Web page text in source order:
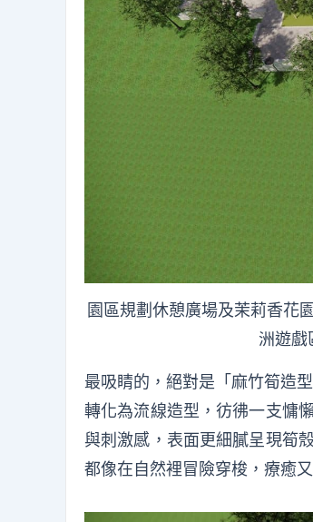
園區規劃休憩廣場及茉莉香花
洲遊戲
最吸睛的，絕對是「麻竹筍造
轉化為流線造型，彷彿一支慵
與刺激感，表面更細膩呈現筍
都像在自然裡冒險穿梭，療癒又